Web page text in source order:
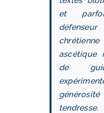
et
ascétique
de